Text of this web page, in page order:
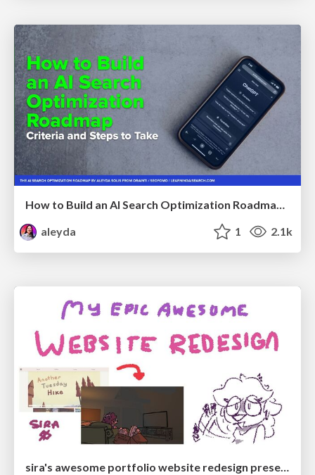
How to Build an AI Search Optimization Roadmap - Criteria and Steps to Take #SEOIRL
aleyda
1 2.1k